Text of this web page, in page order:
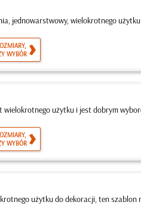
jednowarstwowy, wielokrotnego
WYBÓR
wielokrotnego użytku i jest dobrym
WYBÓR
użytku do dekoracji, ten szablon